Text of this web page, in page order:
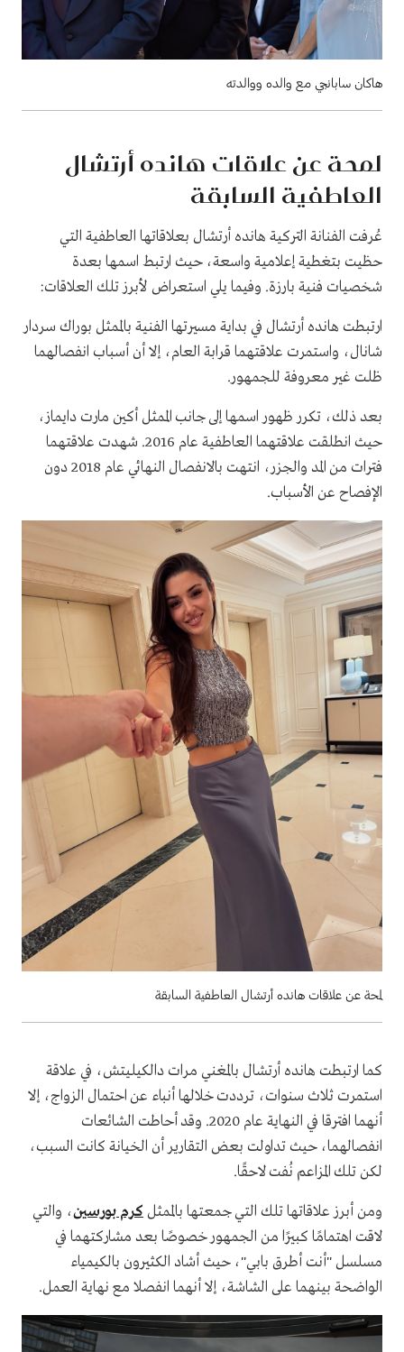
هاكان سابانجي مع والده ووالدته
لمحة عن علاقات هانده أرتشال
العاطفية السابقة
عُرفت الفنانة التركية هانده أرتشال بعلاقاتها العاطفية التي
حظيت بتغطية إعلامية واسعة، حيث ارتبط اسمها بعدة
شخصيات فنية بارزة. وفيما يلي استعراض لأبرز تلك العلاقات:
ارتبطت هانده أرتشال في بداية مسيرتها الفنية بالممثل بوراك سردار
شانال، واستمرت علاقتهما قرابة العام، إلا أن أسباب انفصالهما
ظلت غير معروفة للجمهور.
بعد ذلك، تكرر ظهور اسمها إلى جانب الممثل أكين مارت دايماز،
حيث انطلقت علاقتهما العاطفية عام 2016. شهدت علاقتهما
فترات من المد والجزر، انتهت بالانفصال النهائي عام 2018 دون
الإفصاح عن الأسباب.
لمحة عن علاقات هانده أرتشال العاطفية السابقة
كما ارتبطت هانده أرتشال بالمغني مرات دالكيليتش، في علاقة
استمرت ثلاث سنوات، ترددت خلالها أنباء عن احتمال الزواج، إلا
أنهما افترقا في النهاية عام 2020. وقد أحاطت الشائعات
انفصالهما، حيث تداولت بعض التقارير أن الخيانة كانت السبب،
لكن تلك المزاعم نُفت لاحقًا.
ومن أبرز علاقاتها تلك التي جمعتها بالممثل كرم بورسين، والتي
لاقت اهتمامًا كبيرًا من الجمهور خصوصًا بعد مشاركتهما في
مسلسل "أنت أطرق بابي"، حيث أشاد الكثيرون بالكيمياء
الواضحة بينهما على الشاشة، إلا أنهما انفصلا مع نهاية العمل.